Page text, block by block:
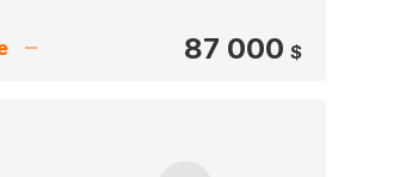
87 000 $